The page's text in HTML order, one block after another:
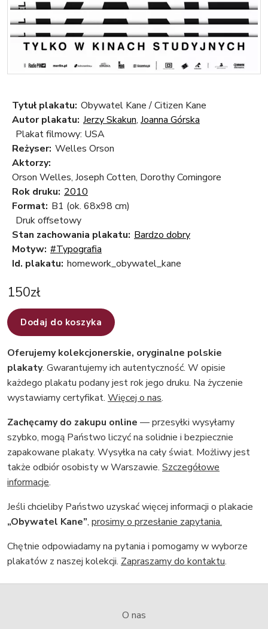
Tytuł plakatu: Obywatel Kane / Citizen Kane
Autor plakatu: Jerzy Skakun, Joanna Górska
Plakat filmowy: USA
Reżyser: Welles Orson
Aktorzy:
Orson Welles, Joseph Cotten, Dorothy Comingore
Rok druku: 2010
Format: B1 (ok. 68x98 cm)
Druk offsetowy
Stan zachowania plakatu: Bardzo dobry
Motyw: #Typografia
Id. plakatu: homework_obywatel_kane
150zł
Dodaj do koszyka
Oferujemy kolekcjonerskie, oryginalne polskie
plakaty. Gwarantujemy ich autentyczność. W opisie
każdego plakatu podany jest rok jego druku. Na życzenie
wystawiamy certyfikat. Więcej o nas.
Zachęcamy do zakupu online — przesyłki wysyłamy
szybko, mogą Państwo liczyć na solidnie i bezpiecznie
zapakowane plakaty. Wysyłka na cały świat. Możliwy jest
także odbiór osobisty w Warszawie. Szczegółowe
informacje.
Jeśli chcieliby Państwo uzyskać więcej informacji o plakacie
„Obywatel Kane”, prosimy o przesłanie zapytania.
Chętnie odpowiadamy na pytania i pomogamy w wyborze
plakatów z naszej kolekcji. Zapraszamy do kontaktu.
O nas